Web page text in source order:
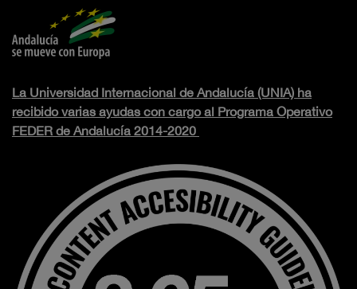
La Universidad Internacional de Andalucía (UNIA) ha
recibido varias ayudas con cargo al Programa Operativo
FEDER de Andalucía 2014-2020